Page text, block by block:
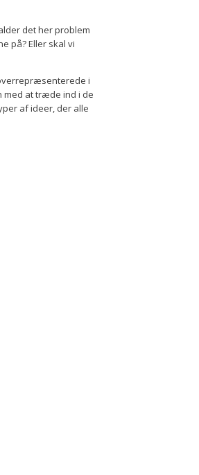
det her problem
på? Eller skal vi
i
med at træde ind i de
af ideer, der alle